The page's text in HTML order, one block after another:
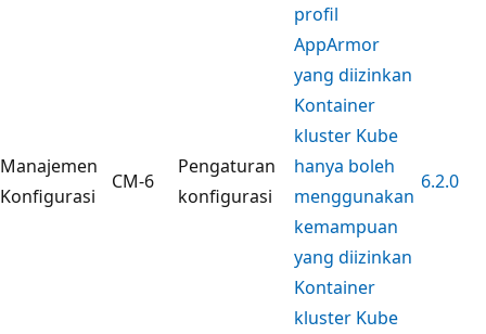
profil
AppArmor
yang diizinkan
Manajemen
Konfigurasi
CM-6
Pengaturan
konfigurasi
Kontainer
kluster Kube
hanya boleh
menggunakan
kemampuan
yang diizinkan
6.2.0
Kontainer
kluster Kube